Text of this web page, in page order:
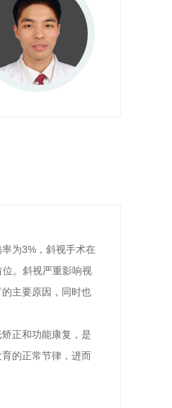
为3%，斜视手术在
。斜视严重影响视
主要原因， 同时也
正和功能康复，是
的正常节律，进而